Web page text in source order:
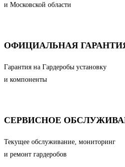
и Московской области
ОФИЦИАЛЬНАЯ
Гарантия на Гардеробы установку
и компоненты
СЕРВИСНОЕ
Текущее обслуживание, мониторинг
и ремонт гардеробов